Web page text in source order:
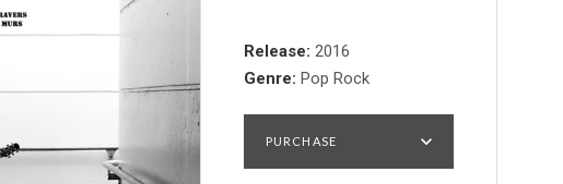
Record Details
Release 2016
Genre Pop Rock
PURCHASE